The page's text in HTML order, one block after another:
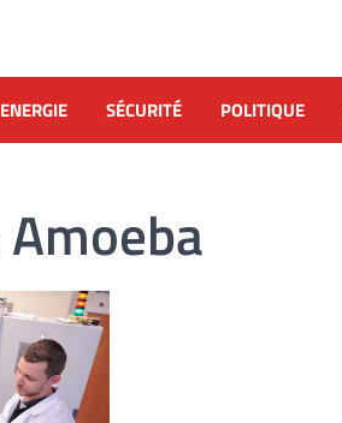
ENERGIE SÉCURITÉ POLITIQUE
Amoeba